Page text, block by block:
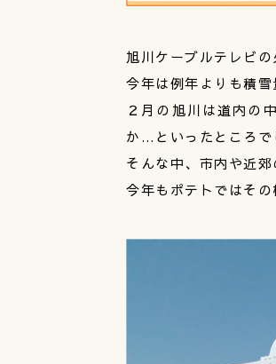
旭川ケーブルテレビの
今年は例年よりも積
２月の旭川は道内の
か…といったところで
そんな中、市内や近
今年もポテトではその